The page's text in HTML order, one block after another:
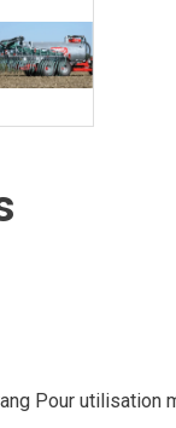
Pour utilisation